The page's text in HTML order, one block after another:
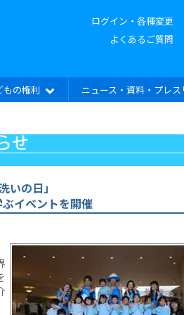
ログイン・各種変更
よくあるご質問
もの権利 ニュース・資料・プレス
いの日」
イベントを開催